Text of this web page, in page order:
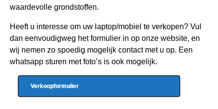
waardevolle grondstoffen.
Heeft u interesse om uw laptop/mobiel te verkopen? Vul
dan eenvoudigweg het formulier in op onze website, en
wij nemen zo spoedig mogelijk contact met u op. Een
whatsapp sturen met foto’s is ook mogelijk.
Verkoopformulier